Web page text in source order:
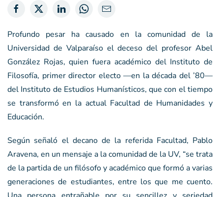
Profundo pesar ha causado en la comunidad de la
Universidad de Valparaíso el deceso del profesor Abel
González Rojas, quien fuera académico del Instituto de
Filosofía, primer director electo —en la década del ’80—
del Instituto de Estudios Humanísticos, que con el tiempo
se transformó en la actual Facultad de Humanidades y
Educación.
Según señaló el decano de la referida Facultad, Pablo
Aravena, en un mensaje a la comunidad de la UV, “se trata
de la partida de un filósofo y académico que formó a varias
generaciones de estudiantes, entre los que me cuento.